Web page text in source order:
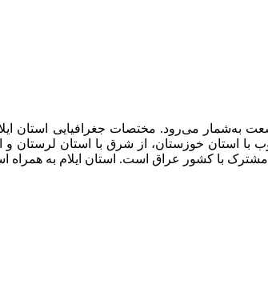
مشترک با کشور عراق است. استان ایلام به همراه